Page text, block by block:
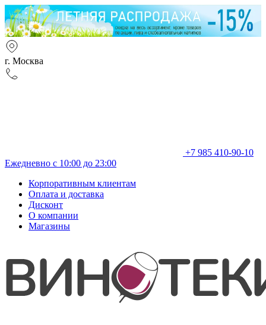
г. Москва
+7 985 410-90-10
Ежедневно с 10:00 до 23:00
Корпоративным клиентам
Оплата и доставка
Дисконт
О компании
Магазины